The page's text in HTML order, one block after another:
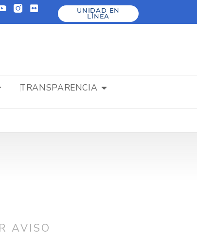
UNIDAD EN
LÍNEA
TRANSPARENCIA
de búsqueda
AVISO